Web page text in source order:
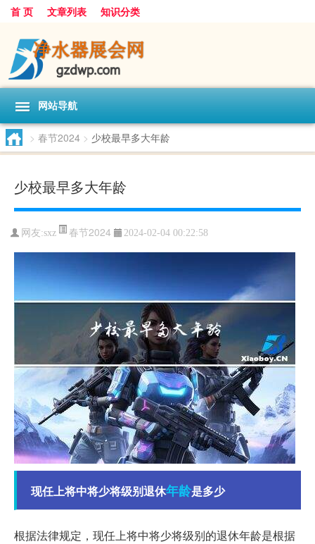
首 页 文章列表 知识分类
网站导航
> 春节2024 > 少校最早多大年龄
少校最早多大年龄
网友:sxz 春节2024 2024-02-04 00:22:58
现任上将中将少将级别退休年龄是多少
根据法律规定，现任上将中将少将级别的退休年龄是根据